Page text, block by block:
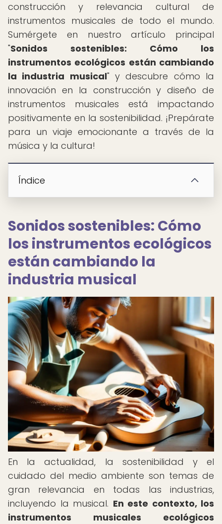
construcción y relevancia cultural de
instrumentos musicales de todo el mundo.
Sumérgete en nuestro artículo principal
"Sonidos sostenibles: Cómo los
instrumentos ecológicos están cambiando
la industria musical" y descubre cómo la
innovación en la construcción y diseño de
instrumentos musicales está impactando
positivamente en la sostenibilidad. ¡Prepárate
para un viaje emocionante a través de la
música y la cultura!
Índice
Sonidos sostenibles: Cómo
los instrumentos ecológicos
están cambiando la
industria musical
En la actualidad, la sostenibilidad y el
cuidado del medio ambiente son temas de
gran relevancia en todas las industrias,
incluyendo la musical. En este contexto, los
instrumentos musicales ecológicos